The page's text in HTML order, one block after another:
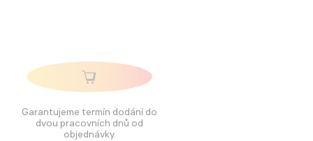
Garantujeme termín dodání do
dvou pracovních dnů od
objednávky.